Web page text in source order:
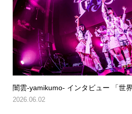
闇雲-yamikumo- インタビュー 「世
2026.06.02